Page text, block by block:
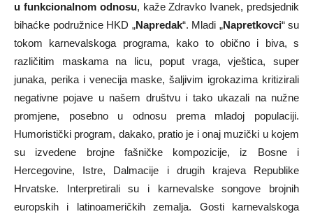
u funkcionalnom odnosu, kaže Zdravko Ivanek, predsjednik
bihaćke podružnice HKD „Napredak“. Mladi „Napretkovci“ su
tokom karnevalskoga programa, kako to obično i biva, s
različitim maskama na licu, poput vraga, vještica, super
junaka, perika i venecija maske, šaljivim igrokazima kritizirali
negativne pojave u našem društvu i tako ukazali na nužne
promjene, posebno u odnosu prema mladoj populaciji.
Humoristički program, dakako, pratio je i onaj muzički u kojem
su izvedene brojne fašničke kompozicije, iz Bosne i
Hercegovine, Istre, Dalmacije i drugih krajeva Republike
Hrvatske. Interpretirali su i karnevalske songove brojnih
europskih i latinoameričkih zemalja. Gosti karnevalskoga